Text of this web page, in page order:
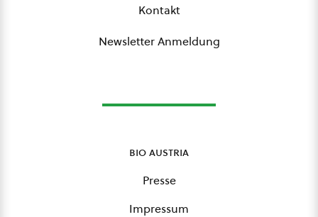
Kontakt
Newsletter Anmeldung
bio austria
Presse
Impressum